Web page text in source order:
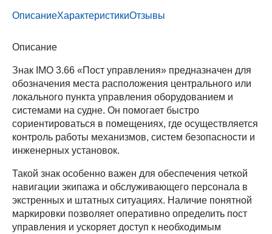
ОписаниеХарактеристикиОтзывы
Описание
Знак IMO 3.66 «Пост управления» предназначен для
обозначения места расположения центрального или
локального пункта управления оборудованием и
системами на судне. Он помогает быстро
сориентироваться в помещениях, где осуществляется
контроль работы механизмов, систем безопасности и
инженерных установок.
Такой знак особенно важен для обеспечения четкой
навигации экипажа и обслуживающего персонала в
экстренных и штатных ситуациях. Наличие понятной
маркировки позволяет оперативно определить пост
управления и ускоряет доступ к необходимым